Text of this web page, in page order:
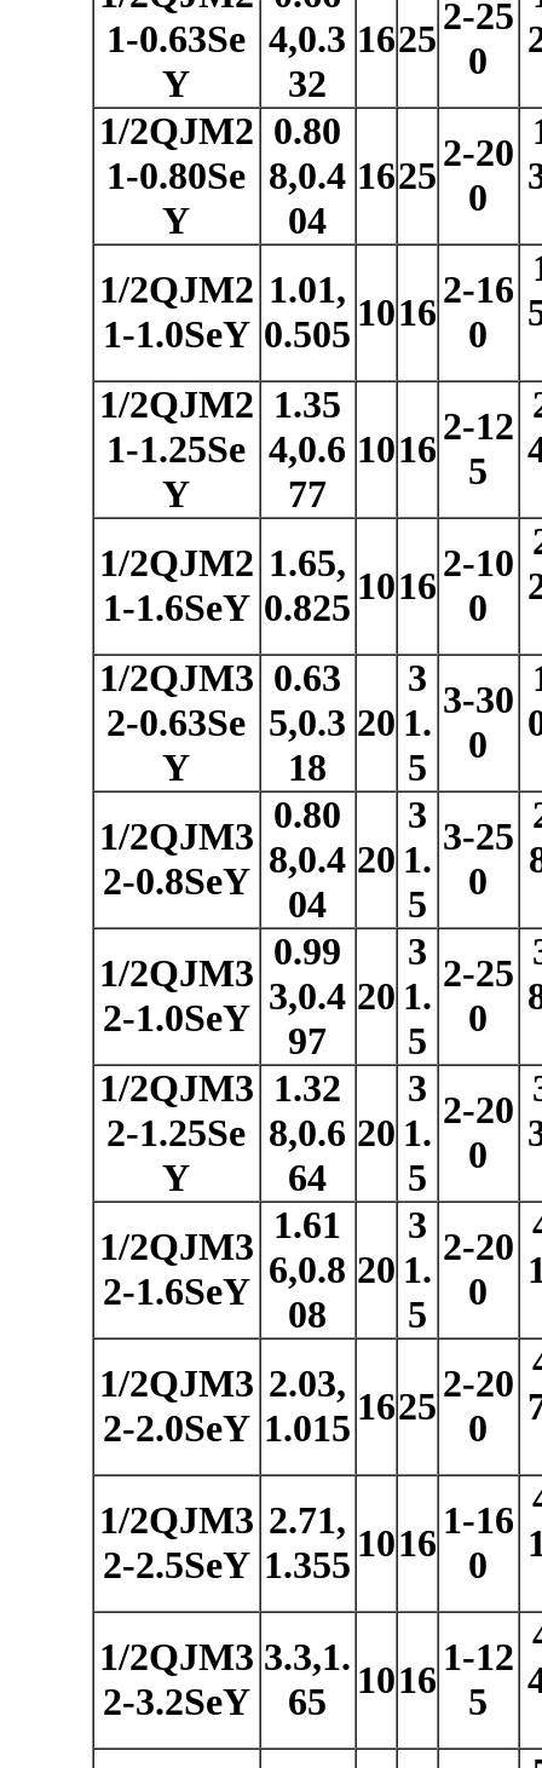
1-0.63Se
Y
4,0.3
32
1625
2-25
0
1/2QJM2
1-0.80Se
Y
0.80
8,0.4
04
1625
2-20
0
1/2QJM2
1-1.0SeY
1.01,
0.505 1016
2-16
0
1/2QJM2
1-1.25Se
Y
1.35
4,0.6
77
1016
2-12
5
1/2QJM2
1-1.6SeY
1.65,
0.825 1016
2-10
0
1/2QJM3
2-0.63Se
Y
0.63
5,0.3
18
20
3
1.
5
3-30
0
1/2QJM3
2-0.8SeY
0.80
8,0.4
04
20
3
1.
5
3-25
0
1/2QJM3
2-1.0SeY
0.99
3,0.4
97
20
3
1.
5
2-25
0
1/2QJM3
2-1.25Se
Y
1.32
8,0.6
64
20
3
1.
5
2-20
0
1/2QJM3
2-1.6SeY
1.61
6,0.8
08
20
3
1.
5
2-20
0
1/2QJM3
2-2.0SeY
2.03,
1.015 1625
2-20
0
1/2QJM3
2-2.5SeY
2.71,
1.355 1016
1-16
0
1/2QJM3
2-3.2SeY
3.3,1.
65
1016
1-12
5